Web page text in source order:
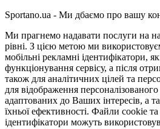
Sportano.ua - Ми дбаємо про вашу
Ми прагнемо надавати послуги на
рівні. З цією метою ми
мобільні рекламні ідентифікатори,
функціонування сервісу, а після
також для аналітичних цілей та
для відображення
адаптованих до Ваших інтересів, а
їхньої ефективності. Файли cookie та
ідентифікатори можуть